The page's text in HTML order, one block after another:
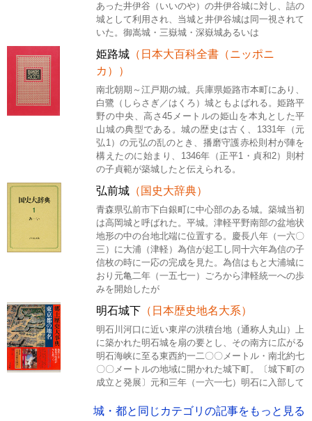
あった井伊谷（いいのや）の井伊谷城に対し、詰の
城として利用され、当城と井伊谷城は同一視されて
いた。御嵩城・三嶽城・深嶽城あるいは
姫路城 （日本大百科全書（ニッポニ
カ））
南北朝期～江戸期の城。兵庫県姫路市本町にあり、
白鷺（しらさぎ／はくろ）城ともよばれる。姫路平
野の中央、高さ45メートルの姫山を本丸とした平
山城の典型である。城の歴史は古く、1331年（元
弘1）の元弘の乱のとき、播磨守護赤松則村が陣を
構えたのに始まり、1346年（正平1・貞和2）則村
の子貞範が築城したと伝えられる。
弘前城 （国史大辞典）
青森県弘前市下白銀町に中心部のある城。築城当初
は高岡城と呼ばれた。平城。津軽平野南部の盆地状
地形の中の台地北端に位置する。慶長八年（一六〇
三）に大浦（津軽）為信が起工し同十六年為信の子
信枚の時に一応の完成を見た。為信はもと大浦城に
おり元亀二年（一五七一）ごろから津軽統一への歩
みを開始したが
明石城下 （日本歴史地名大系）
明石川河口に近い東岸の洪積台地（通称人丸山）上
に築かれた明石城を扇の要とし、その南方に広がる
明石海峡に至る東西約一二〇〇メートル・南北約七
〇〇メートルの地域に開かれた城下町。〔城下町の
成立と発展〕元和三年（一六一七）明石に入部して
城・都と同じカテゴリの記事をもっと見る